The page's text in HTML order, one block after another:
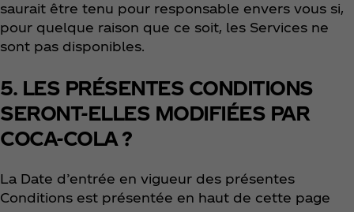
saurait être tenu pour responsable envers vous si,
pour quelque raison que ce soit, les Services ne
sont pas disponibles.
5. LES PRÉSENTES CONDITIONS
SERONT-ELLES MODIFIÉES PAR
COCA-COLA ?
La Date d’entrée en vigueur des présentes
Conditions est présentée en haut de cette page